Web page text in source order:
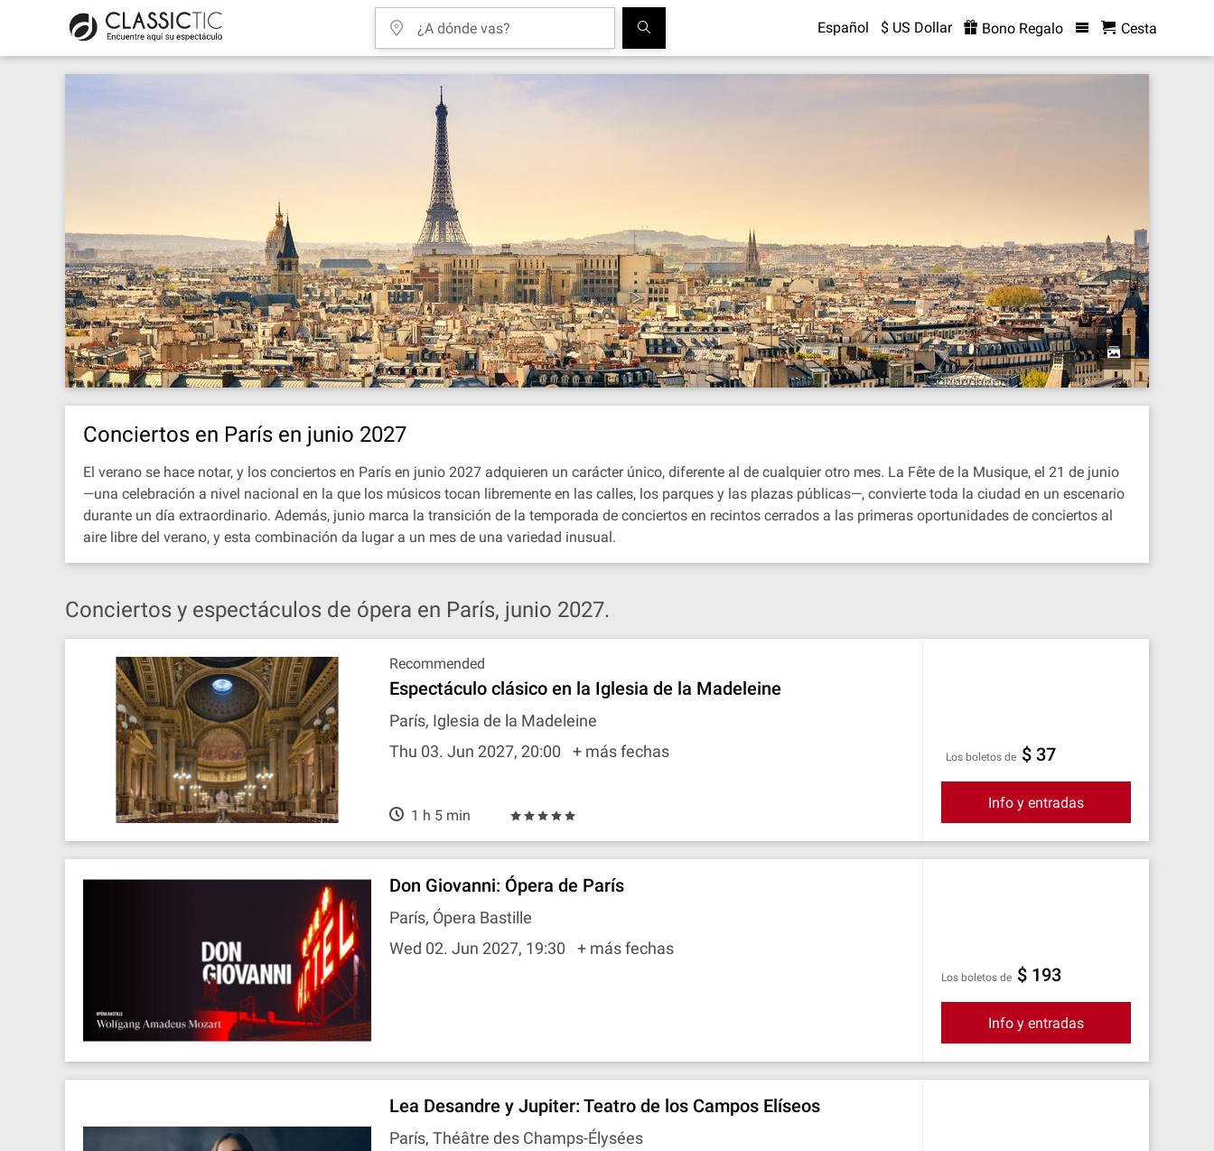
Español $ US Dollar Bono Regalo Cesta
Conciertos en París en junio 2027
El verano se hace notar, y los conciertos en París en junio 2027 adquieren un carácter único, diferente al de cualquier otro mes. La Fête de la Musique, el 21 de junio
—una celebración a nivel nacional en la que los músicos tocan libremente en las calles, los parques y las plazas públicas—, convierte toda la ciudad en un escenario
durante un día extraordinario. Además, junio marca la transición de la temporada de conciertos en recintos cerrados a las primeras oportunidades de conciertos al
aire libre del verano, y esta combinación da lugar a un mes de una variedad inusual.
Conciertos y espectáculos de ópera en París, junio 2027.
Recommended
Espectáculo clásico en la Iglesia de la Madeleine
París, Iglesia de la Madeleine
Thu 03. Jun 2027, 20:00
+ más fechas
1 h 5 min
Los boletos de $ 37
Info y entradas
Don Giovanni: Ópera de París
París, Ópera Bastille
Wed 02. Jun 2027, 19:30
+ más fechas
Los boletos de $ 193
Info y entradas
Lea Desandre y Jupiter: Teatro de los Campos Elíseos
París, Théâtre des Champs-Élysées